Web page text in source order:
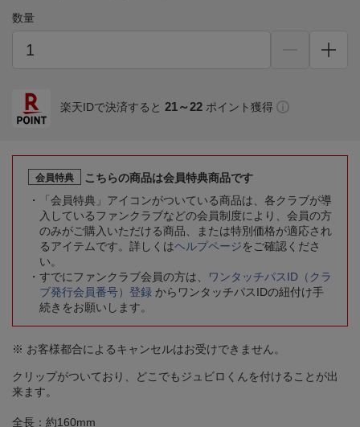
数量
楽天IDで決済すると 21～22 ポイント獲得
会員特典
こちらの商品は会員特典商品です
「会員特典」アイコンがついている商品は、各クラブが導
入しているファンクラブなどの会員制度により、会員の方
のみがご購入いただける商品、または特別価格が適応され
るアイテムです。詳しくはヘルプページをご確認くださ
い。
すでにファンクラブ会員の方は、
ワンタッチパスID（クラ
ブ発行会員番号）登録 からワンタッチパスIDの紐付け手
続きをお願いします。
※ お客様都合によるキャンセルはお受けできません。
クリップがついており、どこでもジュビロくんを付けることが出
来ます。
全長：約160mm